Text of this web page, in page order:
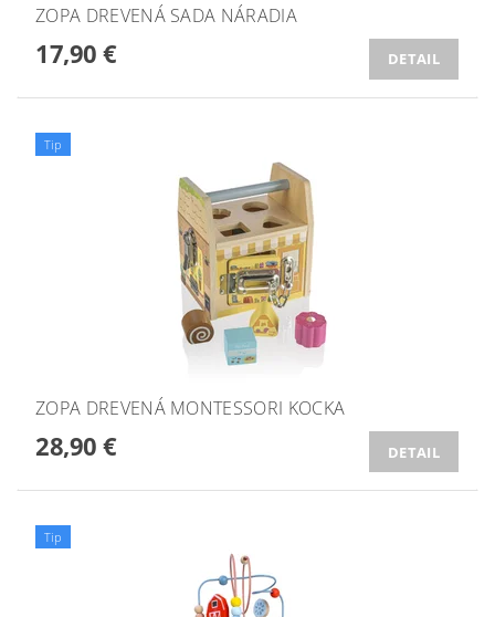
ZOPA DREVENÁ SADA NÁRADIA
17,90 € DETAIL
Tip
ZOPA DREVENÁ MONTESSORI KOCKA
28,90 € DETAIL
Tip